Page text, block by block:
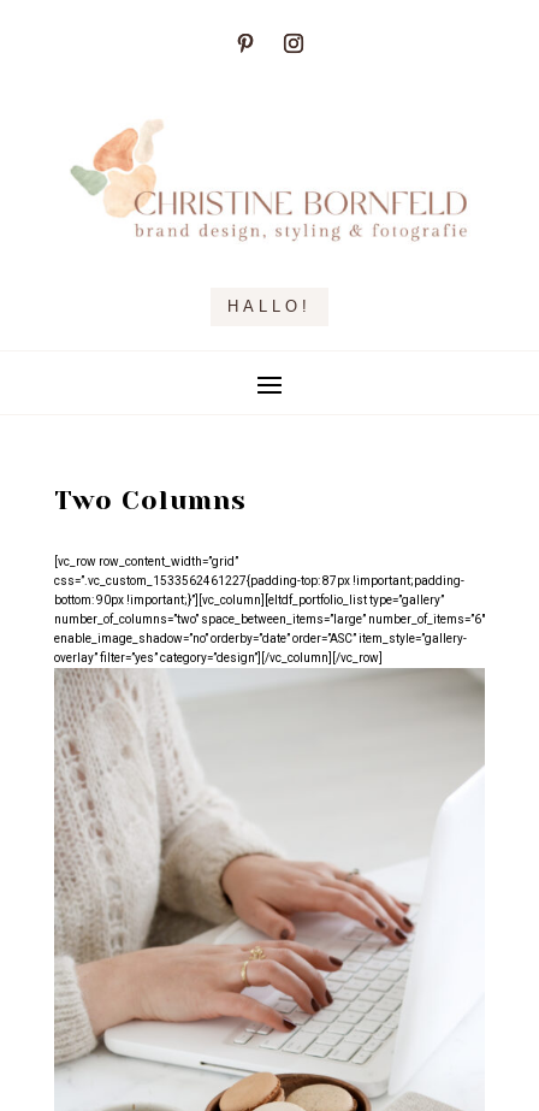
HALLO!
Two Columns
[vc_row row_content_width=”grid”
css=”.vc_custom_1533562461227{padding-top: 87px !important;padding-
bottom: 90px !important;}”][vc_column][eltdf_portfolio_list type=”gallery”
number_of_columns=”two” space_between_items=”large” number_of_items=”6″
enable_image_shadow=”no” orderby=”date” order=”ASC” item_style=”gallery-
overlay” filter=”yes” category=”design”][/vc_column][/vc_row]